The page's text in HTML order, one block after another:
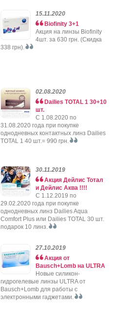
15.11.2020
Biofinity 3+1
Акция на линзы Biofinity
4шт. за 630 грн. (Скидка
338 грн).
02.08.2020
Dailies TOTAL 1 30+10
шт.
C 1.08.2020 по
31.08.2020 года при покупке
однодневных контактных линз Dailies
TOTAL 1 40 шт.= 990 грн.
30.11.2019
Акция Дейлис Тотал
и Дейлис Аква !!!!
C 1.12.2019 по
29.02.2020 года при покупке
однодневных линз Dailies Aqua
Comfort Plus или Dailies TOTAL 30 шт.
подарок 10 линз.
27.10.2019
Акция от
Bausch+Lomb на ULTRA
Новые силикон-
гидрогелевые линзы ULTRA от
Bausch+Lomb для работы с
электронными гаджетами.